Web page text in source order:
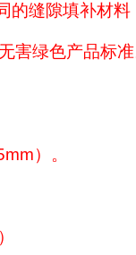
缝隙填补材
害绿色产品标准
）。